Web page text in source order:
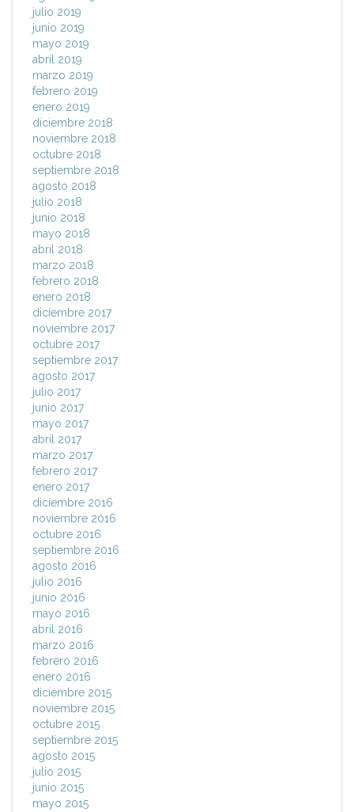
julio 2019
junio 2019
mayo 2019
abril 2019
marzo 2019
febrero 2019
enero 2019
diciembre 2018
noviembre 2018
octubre 2018
septiembre 2018
agosto 2018
julio 2018
junio 2018
mayo 2018
abril 2018
marzo 2018
febrero 2018
enero 2018
diciembre 2017
noviembre 2017
octubre 2017
septiembre 2017
agosto 2017
julio 2017
junio 2017
mayo 2017
abril 2017
marzo 2017
febrero 2017
enero 2017
diciembre 2016
noviembre 2016
octubre 2016
septiembre 2016
agosto 2016
julio 2016
junio 2016
mayo 2016
abril 2016
marzo 2016
febrero 2016
enero 2016
diciembre 2015
noviembre 2015
octubre 2015
septiembre 2015
agosto 2015
julio 2015
junio 2015
mayo 2015